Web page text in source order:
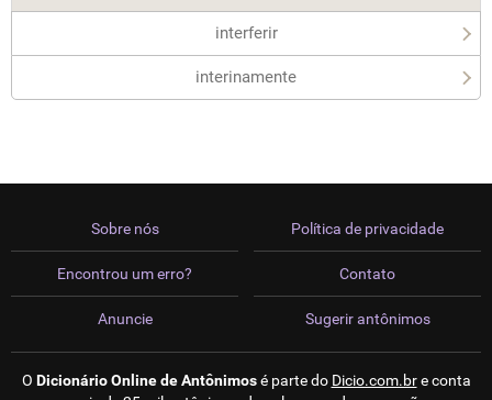
interferir
interinamente
Sobre nós
Encontrou um erro?
Anuncie
Política de privacidade
Contato
Sugerir antônimos
O Dicionário Online de Antônimosé parte do Dicio.com.bre conta